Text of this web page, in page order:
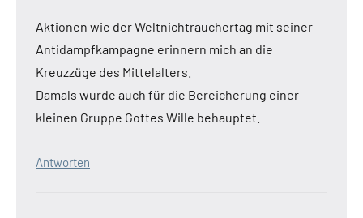
Aktionen wie der Weltnichtrauchertag mit seiner
Antidampfkampagne erinnern mich an die
Kreuzzüge des Mittelalters.
Damals wurde auch für die Bereicherung einer
kleinen Gruppe Gottes Wille behauptet.
Antworten